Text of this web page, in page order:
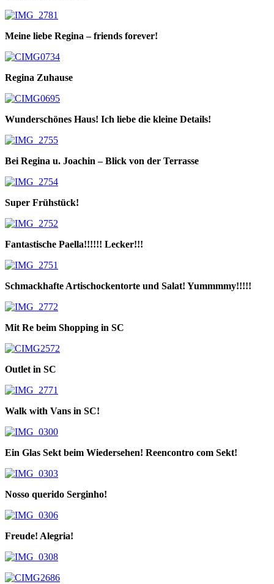
Meine liebe Regina – friends forever!
Regina Zuhause
Wunderschönes Haus! Ich liebe die kleine Details!
Bei Regina u. Joachin – Blick von der Terrasse
Super Frühstück!
Fantastische Paella!!!!!! Lecker!!!
Schmackhafte Artischockentorte und Salat! Yummmmy!!!!!
Mit Re beim Shopping in SC
Outlet in SC
Walk with Vans in SC!
Ein Glas Sekt beim Wiedersehen! Reencontro com Sekt!
Nosso querido Serginho!
Freude! Alegria!